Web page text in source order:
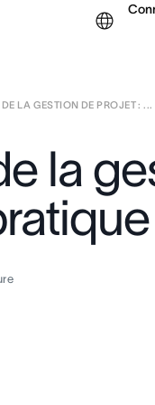
Contacter le service
LA GESTION DE PROJET : ...
la